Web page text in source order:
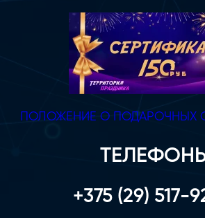
ПОЛОЖЕНИЕ О ПОДАРОЧНЫХ
+375 (29) 517-